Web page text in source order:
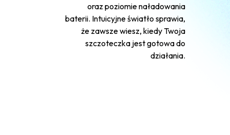
oraz poziomie naładowania
baterii. Intuicyjne światło sprawia,
że zawsze wiesz, kiedy Twoja
szczoteczka jest gotowa do
działania.